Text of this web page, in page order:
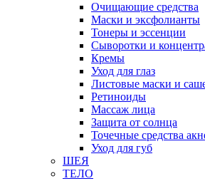
Очищающие средства
Маски и эксфолианты
Тонеры и эссенции
Сыворотки и
Кремы
Уход для глаз
Листовые маски и
Ретиноиды
Массаж лица
Защита от солнца
Точечные средства
Уход для губ
ШЕЯ
ТЕЛО